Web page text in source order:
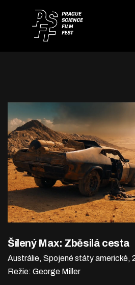
Šílený Max: Zběsilá cesta
Austrálie, Spojené státy americké,
Režie: George Miller